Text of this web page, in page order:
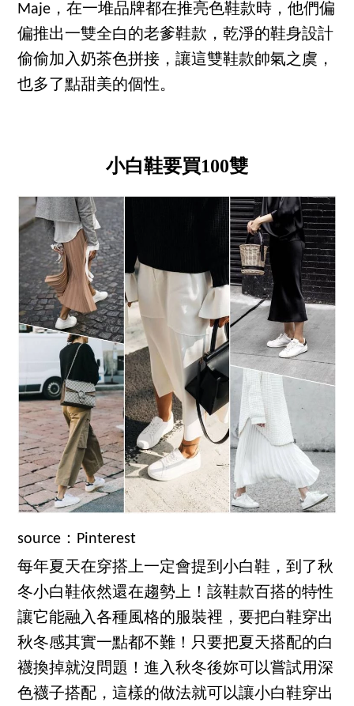
Maje，在一堆品牌都在推亮色鞋款時，他們偏
偏推出一雙全白的老爹鞋款，乾淨的鞋身設計
偷偷加入奶茶色拼接，讓這雙鞋款帥氣之虞，
也多了點甜美的個性。
小白鞋要買100雙
source：Pinterest
每年夏天在穿搭上一定會提到小白鞋，到了秋
冬小白鞋依然還在趨勢上！該鞋款百搭的特性
讓它能融入各種風格的服裝裡，要把白鞋穿出
秋冬感其實一點都不難！只要把夏天搭配的白
襪換掉就沒問題！進入秋冬後妳可以嘗試用深
色襪子搭配，這樣的做法就可以讓小白鞋穿出